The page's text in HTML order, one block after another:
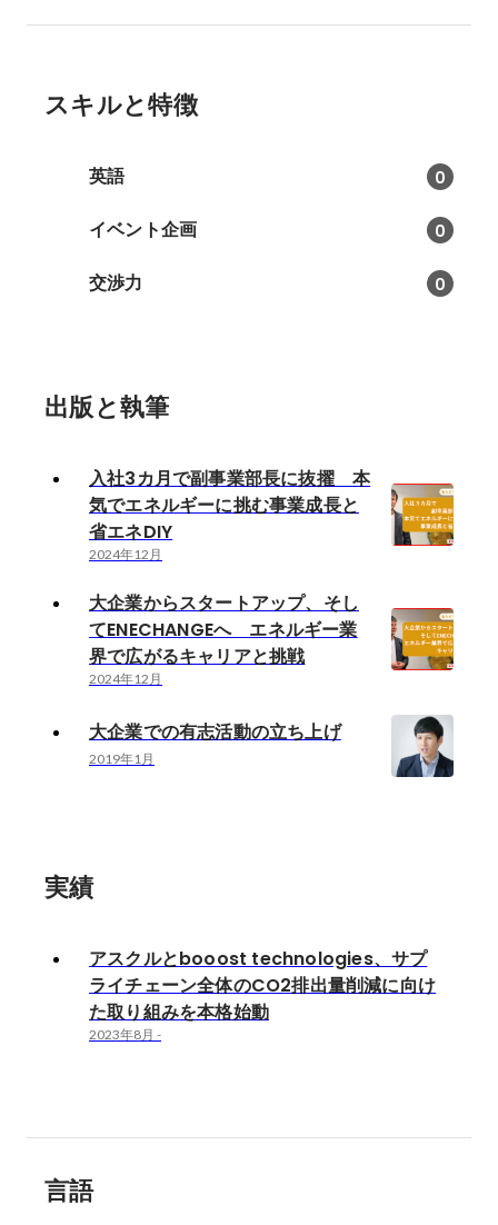
スキルと特徴
英語 0
イベント企画 0
交渉力 0
出版と執筆
入社3カ月で副事業部長に抜擢 本
気でエネルギーに挑む事業成長と
省エネDIY
2024年12月
大企業からスタートアップ、そし
てENECHANGEへ エネルギー業
界で広がるキャリアと挑戦
2024年12月
大企業での有志活動の立ち上げ
2019年1月
実績
アスクルとbooost technologies、サプ
ライチェーン全体のCO2排出量削減に向け
た取り組みを本格始動
2023年8月 -
言語